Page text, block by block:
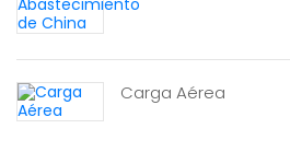
Carga Aérea